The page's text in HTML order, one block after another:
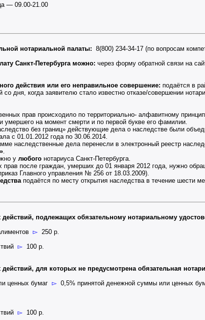
— 09.00-21.00
нотариальной палаты: 8(800) 234-34-17 (по вопросам
Санкт-Петербурга можно: через форму обратной связи на
действия или его неправильное совершение: подаётся в
дня, когда заявителю стало известно отказе/совершении
прав происходило по территориально- алфавитному
умершего на момент смерти и по первой букве его фамилии.
без границ» действующие дела о наследстве были
с 01.01.2012 года по 30.06.2014.
наследственные дела перенесли в электронный реестр
у любого нотариуса Санкт-Петербурга.
после граждан, умерших до 01 января 2012 года, нужно
Главного управления № 256 от 18.03.2009).
подаётся по месту открытия наследства в течение шести
подлежащих обязательному нотариальному
▻ 250 р.
▻ 100 р.
для которых не предусмотрена обязательная
ценных бумаг ▻ 0,5% принятой денежной суммы или ценных
▻ 100 р.